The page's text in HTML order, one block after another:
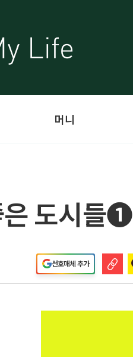
머니
은 도시들❶
선호매체 추가